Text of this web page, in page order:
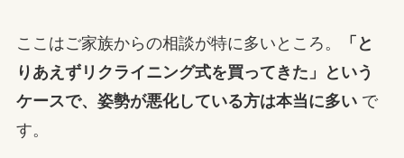
ここはご家族からの相談が特に多いところ。
「と
りあえずリクライニング式を買ってきた」という
ケースで、姿勢が悪化している方は本当に多いで
す。